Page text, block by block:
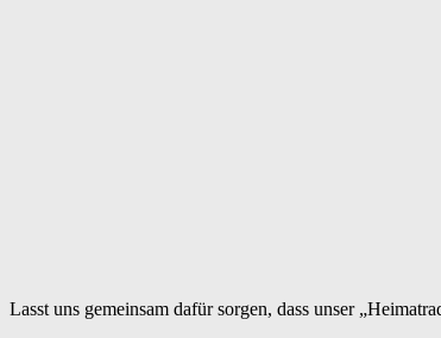
Lasst uns gemeinsam dafür sorgen, dass unser